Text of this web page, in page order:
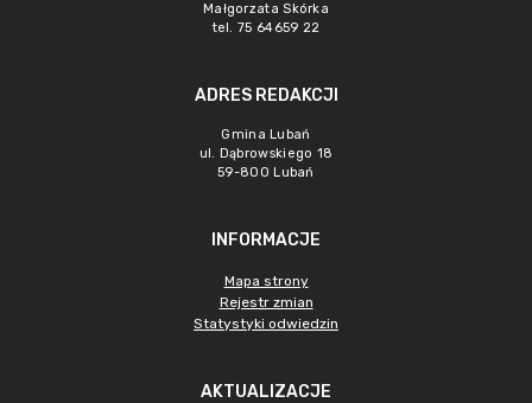
Małgorzata Skórka
tel. 75 64659 22
ADRES REDAKCJI
Gmina Lubań
ul. Dąbrowskiego 18
59-800 Lubań
INFORMACJE
Mapa strony
Rejestr zmian
Statystyki odwiedzin
AKTUALIZACJE